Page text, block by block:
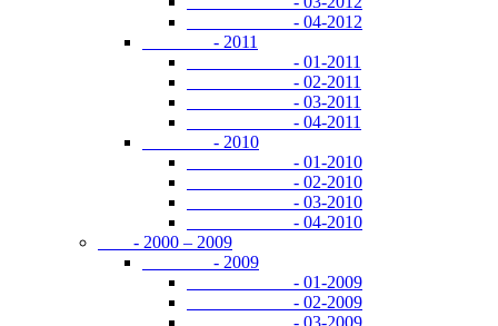
- 04-2012
- 2011
- 01-2011
- 02-2011
- 03-2011
- 04-2011
- 2010
- 01-2010
- 02-2010
- 03-2010
- 04-2010
- 2000 – 2009
- 2009
- 01-2009
- 02-2009
- 03-2009